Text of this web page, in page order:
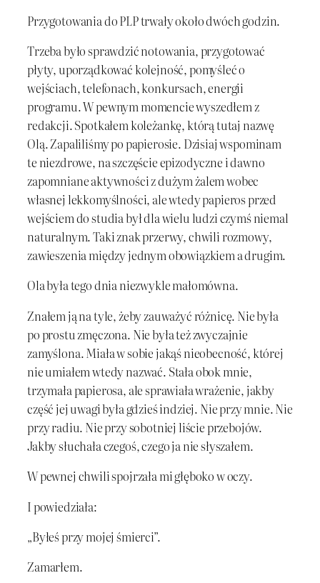
Przygotowania do PLP trwały około dwóch godzin.
Trzeba było sprawdzić notowania, przygotować
płyty, uporządkować kolejność, pomyśleć o
wejściach, telefonach, konkursach, energii
programu. W pewnym momencie wyszedłem z
redakcji. Spotkałem koleżankę, którą tutaj nazwę
Olą. Zapaliliśmy po papierosie. Dzisiaj wspominam
te niezdrowe, na szczęście epizodyczne i dawno
zapomniane aktywności z dużym żalem wobec
własnej lekkomyślności, ale wtedy papieros przed
wejściem do studia był dla wielu ludzi czymś niemal
naturalnym. Taki znak przerwy, chwili rozmowy,
zawieszenia między jednym obowiązkiem a drugim.
Ola była tego dnia niezwykle małomówna.
Znałem ją na tyle, żeby zauważyć różnicę. Nie była
po prostu zmęczona. Nie była też zwyczajnie
zamyślona. Miała w sobie jakąś nieobecność, której
nie umiałem wtedy nazwać. Stała obok mnie,
trzymała papierosa, ale sprawiała wrażenie, jakby
część jej uwagi była gdzieś indziej. Nie przy mnie. Nie
przy radiu. Nie przy sobotniej liście przebojów.
Jakby słuchała czegoś, czego ja nie słyszałem.
W pewnej chwili spojrzała mi głęboko w oczy.
I powiedziała:
„Byłeś przy mojej śmierci”.
Zamarłem.